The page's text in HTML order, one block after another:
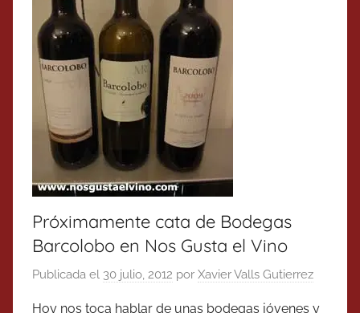
Próximamente cata de Bodegas
Barcolobo en Nos Gusta el Vino
Publicada el 30 julio, 2012 por Xavier Valls Gutierrez
Hoy nos toca hablar de unas bodegas jóvenes y